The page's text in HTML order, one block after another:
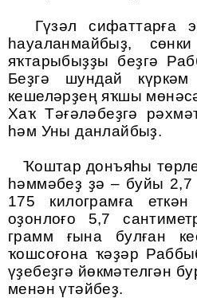
Гүзәл сифаттарға
һауаланмайбыҙ,
яҡтарыбыҙҙы беҙгә
Беҙгә шундай
кешеләрҙең яҡшы
Хаҡ Тәғәләбеҙгә
һәм Уны данлайбыҙ.
Ҡоштар донъяһы
һәммәбеҙ ҙә – буйы 2,7
175 килограмға
оҙонлоғо 5,7
грамм ғына булған
ҡошсоғона ҡәҙәр
үҙебеҙгә йөкмәтелгән
менән үтәйбеҙ.